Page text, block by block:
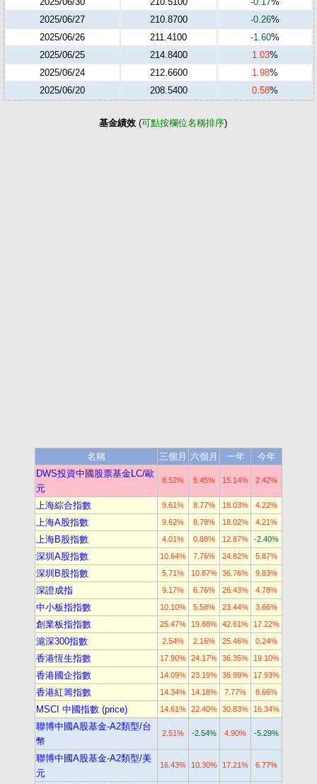
2025/06/27
210.8700 -0.26%
2025/06/26
211.4100 -1.60%
2025/06/25
214.8400 1.03%
2025/06/24
212.6600 1.98%
2025/06/20
208.5400 0.58%
基金績效(可點按欄位名稱排序)
名稱 三個月 六個月 一年
今年
DWS投資中國股票基金LC/歐
元
8.52% 5.45% 15.14% 2.42%
上海綜合指數 9.61% 8.77% 18.03% 4.22%
上海A股指數 9.62% 8.78% 18.02% 4.21%
上海B股指數 4.01% 0.88% 12.87% -2.40%
深圳A股指數 10.64% 7.76% 24.82% 5.87%
深圳B股指數 5.71% 10.87% 36.76% 9.83%
深證成指 9.17% 6.76% 26.43% 4.78%
中小板指指數 10.10% 5.58% 23.44% 3.66%
創業板指指數 25.47% 19.88% 42.61% 17.22%
滬深300指數 2.54% 2.16% 25.46% 0.24%
香港恆生指數 17.90% 24.17% 36.35% 19.10%
香港國企指數 14.09% 23.19% 36.99% 17.93%
香港紅籌指數 14.34% 14.18% 7.77% 8.66%
MSCI 中國指數 (price) 14.61% 22.40% 30.83% 16.34%
聯博中國A股基金-A2類型/台
幣
2.51% -2.54% 4.90% -5.29%
聯博中國A股基金-A2類型/美
元
16.43% 10.30% 17.21% 6.77%